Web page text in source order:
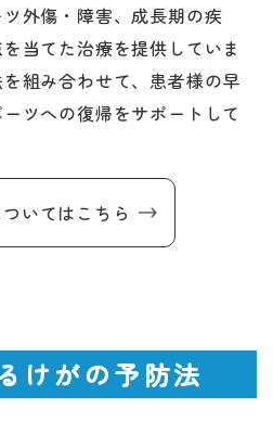
外傷・障害、成長期の疾
当てた治療を提供していま
組み合わせて、患者様の早
ツへの復帰をサポートして
いてはこちら
けがの予防法